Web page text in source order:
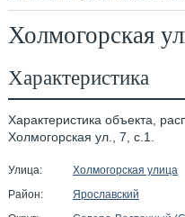
Холмогорская
Характеристика
Характеристика объекта,
Холмогорская ул., 7, с.1.
Улица:
Холмогорская улица
Район:
Ярославский